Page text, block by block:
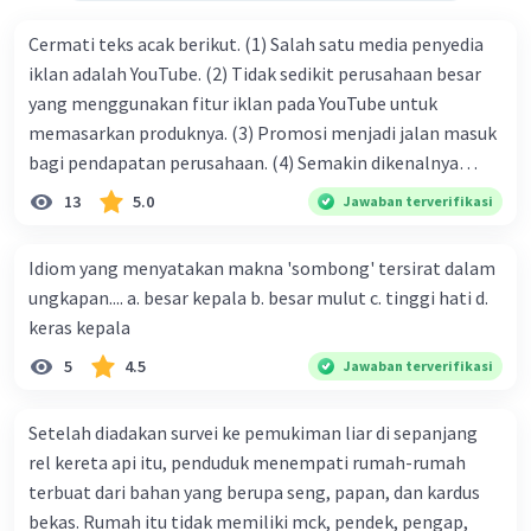
memiliki risiko yang signifikan, yakni sebesar
30%, lebih tinggi untuk mengalami
perkembangan penyakit jantung."
Beri Rating 4.5 )
Cermati teks acak berikut. (1) Salah satu media penyedia
iklan adalah YouTube. (2) Tidak sedikit perusahaan besar
yang menggunakan fitur iklan pada YouTube untuk
memasarkan produknya. (3) Promosi menjadi jalan masuk
bagi pendapatan perusahaan. (4) Semakin dikenalnya
suatu produk oleh konsumen, semakin besar pula peluang
perusahaan kepada konsumen. Urutan yang tepat agar
menjadi teks eksposisi yang padu adalah .... A. (1)-(2)-(3)-
(4)-(5) B. (2)-(1)-(3)-(4)-(5) C. (3)-(1)-(2)-(5)-(4) D. (3)-(5)-
(4)-(1)-(2) E. (5)-(1)-(3)-(4)-(2)
13 5.0 Jawaban terverifikasi
Idiom yang menyatakan makna 'sombong' tersirat dalam
ungkapan.... a. besar kepala b. besar mulut c. tinggi hati d.
keras kepala
5 4.5 Jawaban terverifikasi
Setelah diadakan survei ke pemukiman liar di sepanjang
rel kereta api itu, penduduk menempati rumah-rumah
terbuat dari bahan yang berupa seng, papan, dan kardus
bekas. Rumah itu tidak memiliki mck, pendek, pengap,